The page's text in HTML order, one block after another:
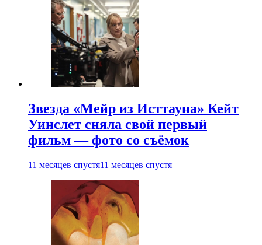
Звезда «Мейр из Исттауна» Кейт
Уинслет сняла свой первый
фильм — фото со съёмок
11 месяцев спустя11 месяцев спустя